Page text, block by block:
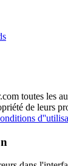
toutes les
de leurs